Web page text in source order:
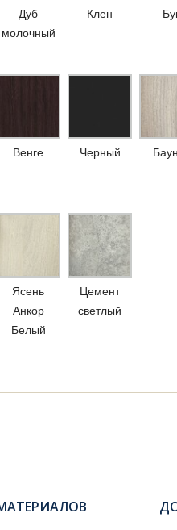
Дуб
молочный
Клен
Венге Черный
Ясень
Анкор
Белый
Цемент
светлый